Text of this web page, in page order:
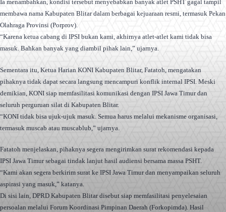
Ia menambahkan, kondisi tersebut menyebabkan banyak atlet PSHT gagal tampil
membawa nama Kabupaten Blitar dalam berbagai kejuaraan resmi, termasuk Pekan
Olahraga Provinsi (Porprov).
“Karena ketua cabang di IPSI bukan kami, akhirnya atlet-atlet kami tidak bisa
masuk. Bahkan banyak yang diambil pihak lain,” ujarnya.
Sementara itu, Ketua Harian KONI Kabupaten Blitar, Fatatoh, mengatakan
pihaknya tidak dapat secara langsung mencampuri konflik internal IPSI. Meski
demikian, KONI siap memfasilitasi komunikasi dengan IPSI Jawa Timur dan
seluruh perguruan silat di Kabupaten Blitar.
“KONI tidak bisa ujuk-ujuk masuk. Semua harus melalui mekanisme organisasi,
termasuk muscab atau muscablub,” ujarnya.
Fatatoh menjelaskan, pihaknya segera mengirimkan surat rekomendasi kepada
IPSI Jawa Timur sebagai tindak lanjut hasil audiensi bersama massa PSHT.
“Kami akan segera berkirim surat ke IPSI Jawa Timur dan menyampaikan seluruh
aspirasi yang masuk,” katanya.
Di sisi lain, DPRD Kabupaten Blitar disebut siap memfasilitasi penyelesaian
persoalan melalui Forum Koordinasi Pimpinan Daerah (Forkopimda). Hasil